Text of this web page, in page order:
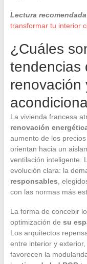
Lectura
transformar tu interior
¿Cuáles
tendencias
renovación
La vivienda francesa
renovación
aumento de los
orientan hacia un
ventilación inteligente.
evolución clara: la
responsables ,
con las normas más
La forma de concebir
optimización de su
Los arquitectos
entre interior y
favorecen la